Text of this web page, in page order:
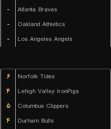
-
Atlanta Braves
-
Oakland Athletics
- Los Angeles Angels
۶
Norfolk Tides
۴
Lehigh Valley IronPigs
۵
Columbus Clippers
۴
Durham Bulls